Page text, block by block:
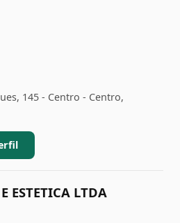
145 - Centro - Centro,
ESTETICA LTDA